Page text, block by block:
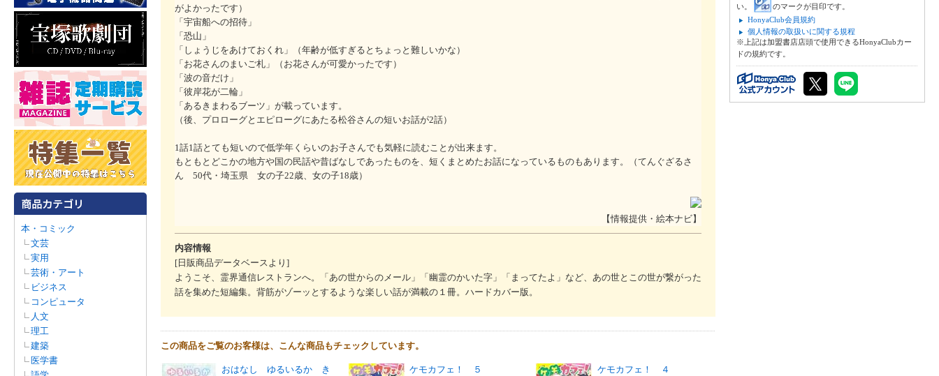
本・コミック
文芸
実用
芸術・アート
ビジネス
コンピュータ
人文
理工
建築
医学書
がよかったです）
「宇宙船への招待」
「恐山」
「しょうじをあけておくれ」（年齢が低すぎるとちょっと難しいかな）
「お花さんのまいご札」（お花さんが可愛かったです）
「波の音だけ」
「彼岸花が二輪」
「あるきまわるブーツ」が載っています。
（後、プロローグとエピローグにあたる松谷さんの短いお話が2話）
1話1話とても短いので低学年くらいのお子さんでも気軽に読むことが出来ます。
もともとどこかの地方や国の民話や昔ばなしであったものを、短くまとめたお話になっているものもあります。（てんぐざるさ
ん 50代・埼玉県 女の子22歳、女の子18歳）
【情報提供・絵本ナビ】
内容情報
[日販商品データベースより]
ようこそ、霊界通信レストランへ。「あの世からのメール」「幽霊のかいた字」「まってたよ」など、あの世とこの世が繋がった
話を集めた短編集。背筋がゾーッとするような楽しい話が満載の１冊。ハードカバー版。
この商品をご覧のお客様は、こんな商品もチェックしています。
おはなし ゆるいるか き
ケモカフェ！ ５ ケモカフェ！ ４
い。
のマークが目印です。
HonyaClub会員規約
個人情報の取扱いに関する規程
※上記は加盟書店店頭で使用できるHonyaClubカー
ドの規約です。